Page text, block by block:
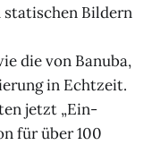
statischen Bildern
die von Banuba,
in Echtzeit.
jetzt „Ein-
für über 100